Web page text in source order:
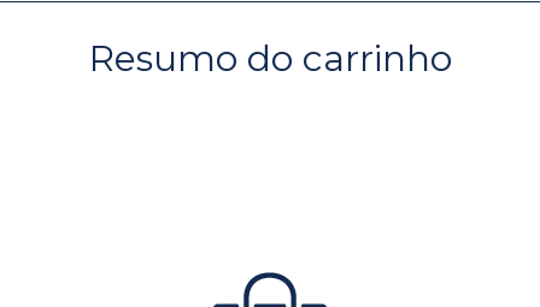
Resumo do carrinho